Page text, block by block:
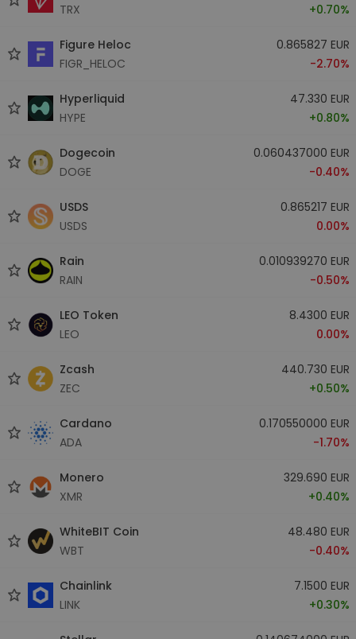
TRX
+0.70%
Figure Heloc
FIGR_HELOC
0.865827 EUR
-2.70%
Hyperliquid
HYPE
47.330 EUR
+0.80%
Dogecoin
DOGE
0.060437000 EUR
-0.40%
USDS
USDS
0.865217 EUR
0.00%
Rain
RAIN
0.010939270 EUR
-0.50%
LEO Token
LEO
8.4300 EUR
0.00%
Zcash
ZEC
440.730 EUR
+0.50%
Cardano
ADA
0.170550000 EUR
-1.70%
Monero
XMR
329.690 EUR
+0.40%
WhiteBIT Coin
WBT
48.480 EUR
-0.40%
Chainlink
LINK
7.1500 EUR
+0.30%